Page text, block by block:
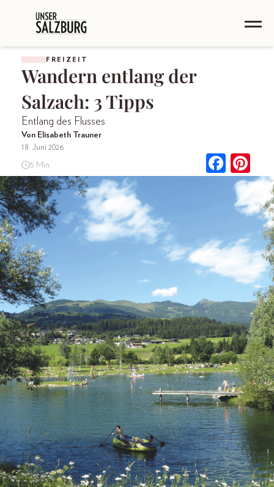
FREIZEIT
Wandern entlang der
Salzach: 3 Tipps
Entlang des Flusses
Von Elisabeth Trauner
18. Juni 2026
5 Min.